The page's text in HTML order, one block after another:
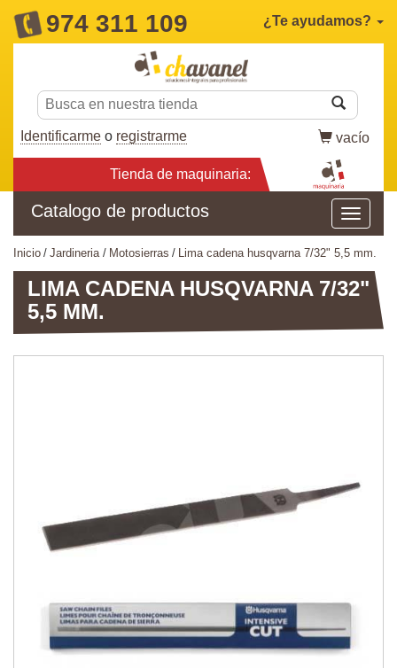
974 311 109 ¿Te ayudamos?
Identificarme o registrarme vacío
Tienda de maquinaria:
Catalogo de productos
inicio jardineria motosierras lima cadena husqvarna 7/32" 5,5 mm.
LIMA CADENA HUSQVARNA 7/32"
5,5 MM.